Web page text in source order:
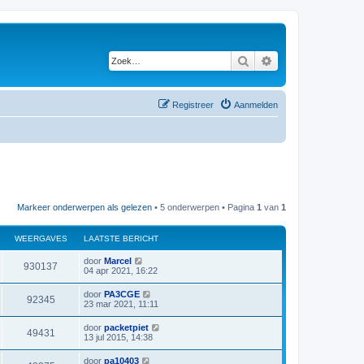
Zoek
Aanmelden
Registreer
Markeer onderwerpen als gelezen • 5 onderwerpen • Pagina 1 van 1
WEERGAVES LAATSTE BERICHT
930137
e
g
L
a
s
t
e
b
e
r
door Marcel
04 apr 2021, 16:22
92345W
e
L
a
s
t
e
b
door PA3CGE
23 mar 2021, 11:11
49431
e
L
a
door packetpiet
13 jul 2015, 14:38
L
door pa10403